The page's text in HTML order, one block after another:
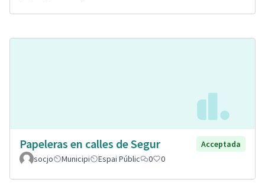
Papeleras en calles de Segur
Acceptada
socjo
Municipi Espai Públic 0 0